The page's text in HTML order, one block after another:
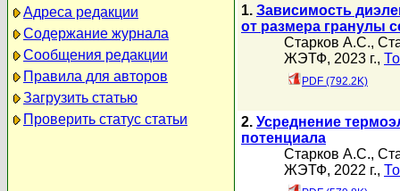
Адреса редакции
Содержание журнала
Сообщения редакции
Правила для авторов
Загрузить статью
Проверить статус статьи
1. Зависимость
от размера гранулы
Старков А.С.,
ЖЭТФ, 2023 г.,
PDF (792.2K)
2. Усреднение
потенциала
Старков А.С.,
ЖЭТФ, 2022 г.,